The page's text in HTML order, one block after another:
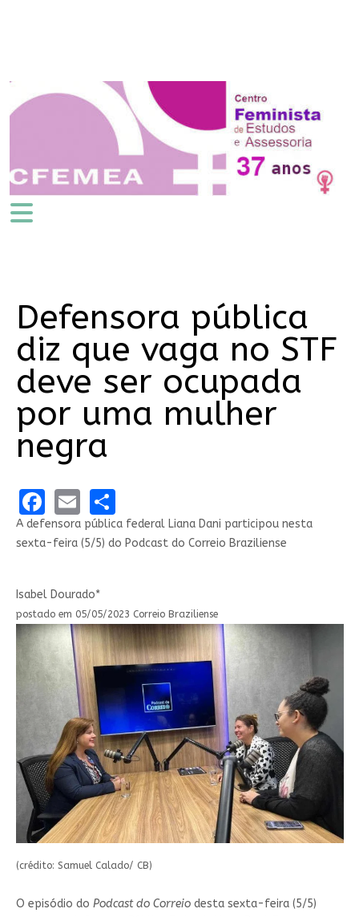
Defensora pública
diz que vaga no STF
deve ser ocupada
por uma mulher
negra
Facebook
EmailShare
A defensora pública federal Liana Dani participou nesta
sexta-feira (5/5) do Podcast do Correio Braziliense
Isabel Dourado*
postado em 05/05/2023 Correio Braziliense
(crédito: Samuel Calado/ CB)
O episódio do Podcast do Correio desta sexta-feira (5/5)